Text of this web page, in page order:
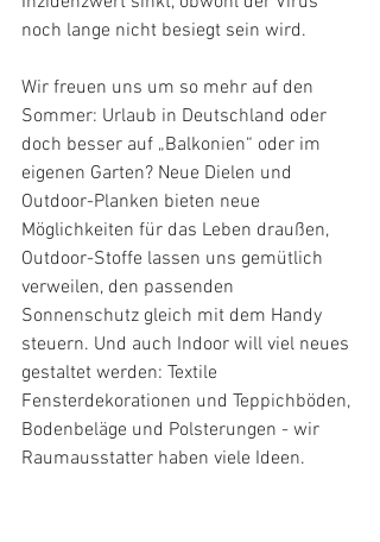
noch lange nicht besiegt sein wird.
Wir freuen uns um so mehr auf den
Sommer: Urlaub in Deutschland oder
doch besser auf „Balkonien“ oder im
eigenen Garten? Neue Dielen und
Outdoor-Planken bieten neue
Möglichkeiten für das Leben draußen,
Outdoor-Stoffe lassen uns gemütlich
verweilen, den passenden
Sonnenschutz gleich mit dem Handy
steuern. Und auch Indoor will viel neues
gestaltet werden: Textile
Fensterdekorationen und Teppichböden,
Bodenbeläge und Polsterungen - wir
Raumausstatter haben viele Ideen.